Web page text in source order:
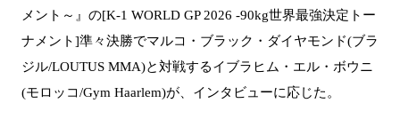
メント～』の[K-1 WORLD GP 2026 -90kg世界最強決定トー
ナメント]準々決勝でマルコ・ブラック・ダイヤモンド(ブラ
ジル/LOUTUS MMA)と対戦するイブラヒム・エル・ボウニ
(モロッコ/Gym Haarlem)が、インタビューに応じた。